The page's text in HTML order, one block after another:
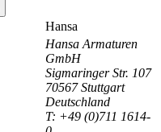
Hansa
Hansa Armaturen
GmbH
Sigmaringer Str. 107
70567 Stuttgart
Deutschland
T: +49 (0)711 1614-